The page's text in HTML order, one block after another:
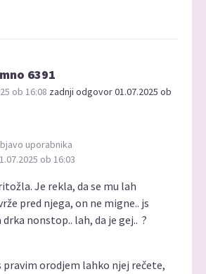
6391
ob 16:08 zadnji odgovor 01.07.2025 ob
uporabnika
ob 16:03
Je rekla, da se mu lah
pred njega, on ne migne.. js
drka nonstop.. lah, da je gej.. ?
pravim orodjem lahko njej rečete,